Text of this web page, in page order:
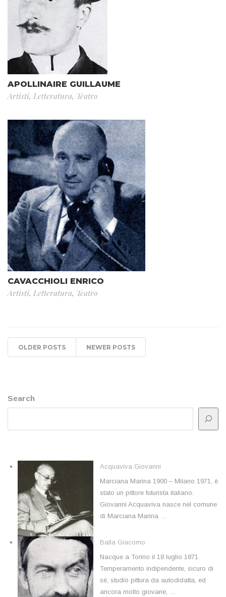
APOLLINAIRE GUILLAUME
Artisti, Letteratura, Teatro
CAVACCHIOLI ENRICO
Artisti, Letteratura, Teatro
OLDER POSTS NEWER POSTS
Search
Acquaviva Giovanni
Marciana Marina 1900 – Milano 1971, è
stato un pittore futurista italiano.
Giovanni Acquaviva nasce nel comune
di Marciana Marina …
Balla Giacomo
Nacque a Torino il 18 luglio 1871.
Temperamento indipendente, sicuro di
sé, studiò pittura da autodidatta, ed
ancora molto giovane, …